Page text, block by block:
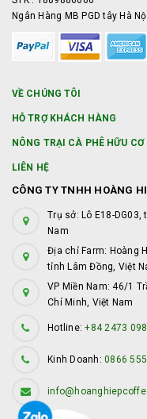
Ngân Hàng MB PGD tây Hà
VỀ CHÚNG TÔI
HỖ TRỢ KHÁCH HÀNG
NÔNG TRẠI CÀ PHÊ HỮU CƠ
LIÊN HỆ
CÔNG TY TNHH HOÀNG
Trụ sở: Lô E18-DG03,
Nam
Địa chỉ Farm: Hoàng
tỉnh Lâm Đồng, Việt
VP Miền Nam: 46/1
Chí Minh, Việt Nam
Hotline:+84 2473
Kinh Doanh: 0866